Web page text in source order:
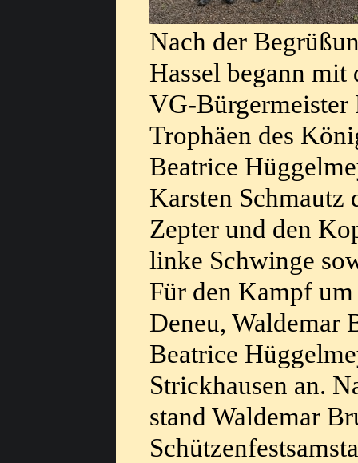
Nach der
Hassel begann mit
VG-Bürgermeister
Trophäen des
Beatrice
Karsten Schmautz
Zepter und den
linke Schwinge
Für den Kampf
Deneu, Waldemar
Beatrice
Strickhausen an.
stand Waldemar